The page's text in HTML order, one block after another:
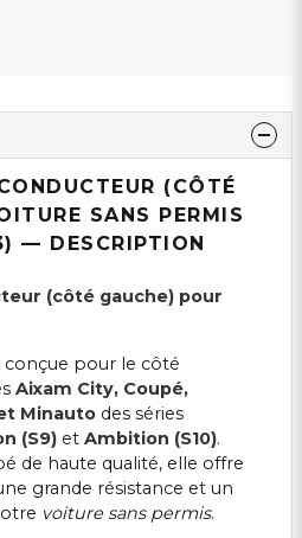
(CÔTÉ
SANS PERMIS
— DESCRIPTION
(côté gauche) pour
conçue pour le côté
Aixam City, Coupé,
Minauto des séries
(S9) et Ambition (S10).
de haute qualité, elle offre
grande résistance et un
voiture sans permis.